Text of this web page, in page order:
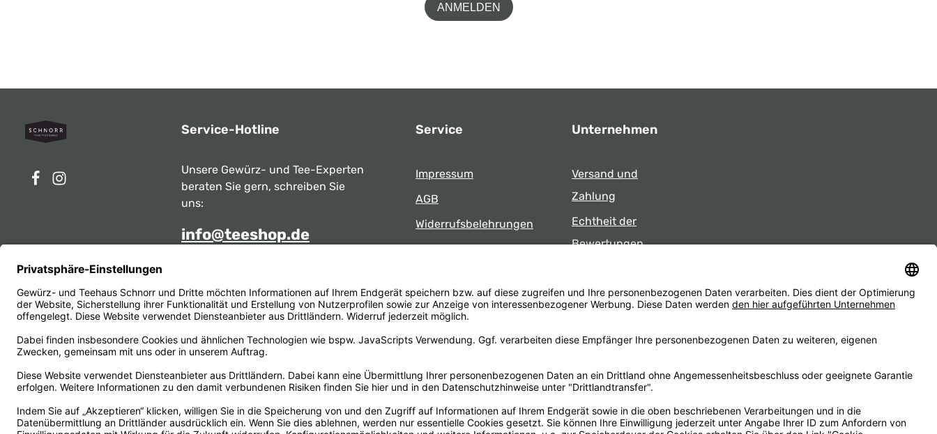
ANMELDEN
Service-Hotline
Unsere Gewürz- und Tee-Experten
beraten Sie gern, schreiben Sie
uns:
info@teeshop.de
Mo - Sa zwischen 10:00 - 17:00 Uhr
unter:
Vertrag widerrufen
Service
Impressum
AGB
Widerrufsbelehrungen
Datenschutz
Unternehmen
Versand und
Zahlung
Echtheit der
Bewertungen
Laden